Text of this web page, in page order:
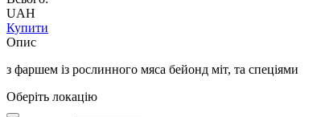
UAH
Купити
Опис
з фаршем із рослинного мяса бейонд міт, та спеціями
Оберіть локацію